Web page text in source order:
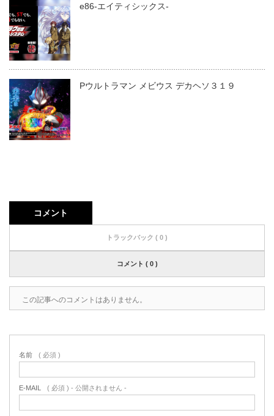
e86-エイティシックス-
Pウルトラマン メビウス デカヘソ３１９
コメント
トラックバック ( 0 )
コメント ( 0 )
この記事へのコメントはありません。
名前 ( 必須 )
E-MAIL ( 必須 ) - 公開されません -